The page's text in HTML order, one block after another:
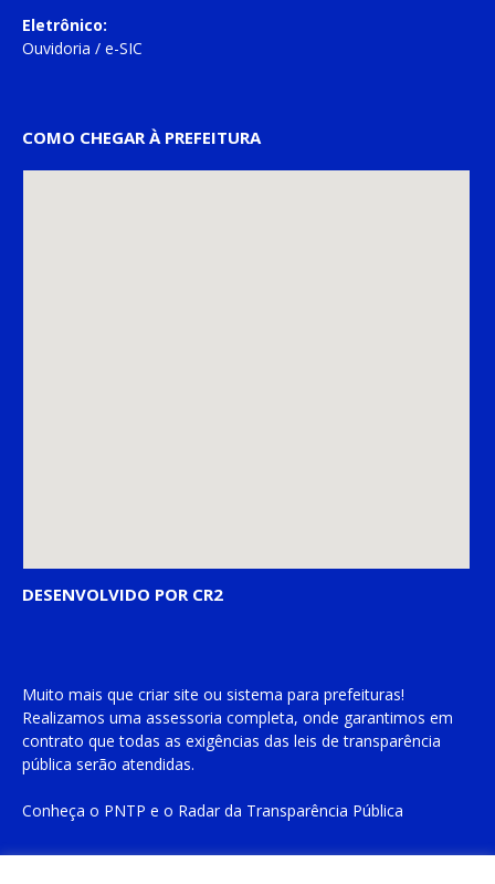
Eletrônico:
Ouvidoria / e-SIC
COMO CHEGAR À PREFEITURA
DESENVOLVIDO POR CR2
Muito mais que criar site ou sistema para prefeituras!
Realizamos uma assessoria completa, onde garantimos em
contrato que todas as exigências das leis de transparência
pública serão atendidas.
Conheça o PNTP e o Radar da Transparência Pública